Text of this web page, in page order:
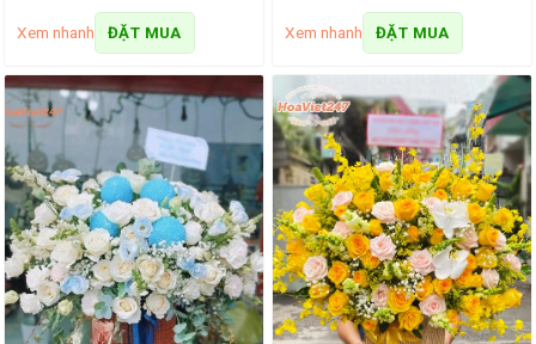
Xem nhanh ĐẶT MUA Xem nhanh ĐẶT MUA